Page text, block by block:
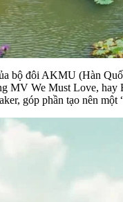
bộ đôi AKMU (Hàn
MV We Must Love,
góp phần tạo nên